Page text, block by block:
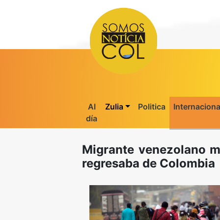
Al
día
Zulia Politica
Migrante venezolano
regresaba de Colombia